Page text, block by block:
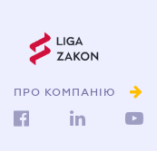
ПРО КОМПАНІЮ